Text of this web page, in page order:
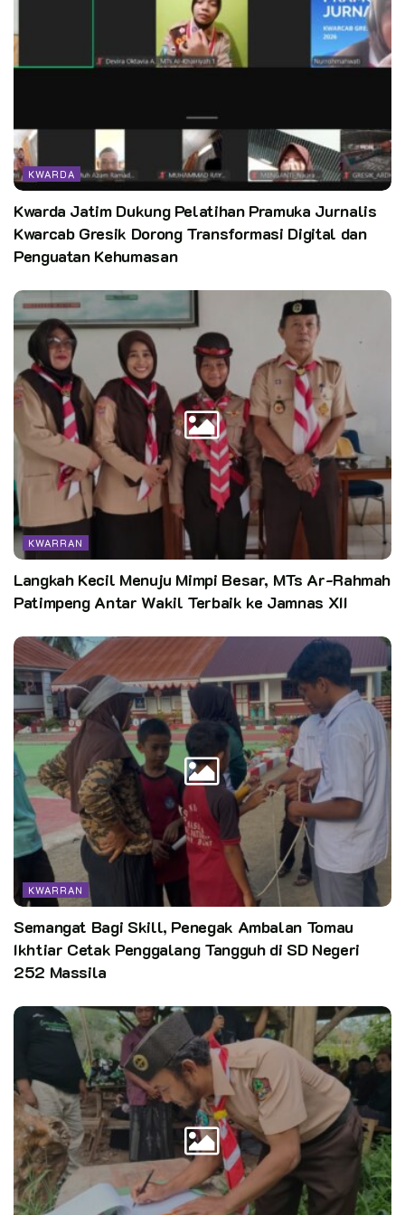
Kata Kunci: ReadyForLife
KWARDA
Kwarda Jatim Dukung Pelatihan Pramuka Jurnalis
Kwarcab Gresik Dorong Transformasi Digital dan
Penguatan Kehumasan
KWARRAN
Langkah Kecil Menuju Mimpi Besar, MTs Ar-Rahmah
Patimpeng Antar Wakil Terbaik ke Jamnas XII
KWARRAN
Semangat Bagi Skill, Penegak Ambalan Tomau
Ikhtiar Cetak Penggalang Tangguh di SD Negeri
252 Massila